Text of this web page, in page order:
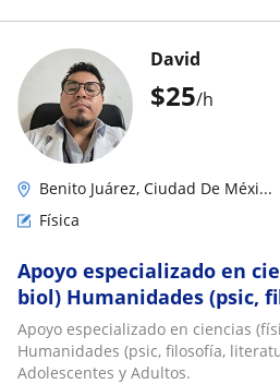
$25/h
David
Benito Juárez, Ciudad De Méxi...
Física
Apoyo especializado en
biol) Humanidades (psic,
redacción) Adolescentes y
Apoyo especializado en ciencias
Humanidades (psic, filosofía,
Adolescentes y Adultos.